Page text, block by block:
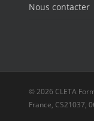
Nous contacter
© 2026 CLETA
France, CS21037,